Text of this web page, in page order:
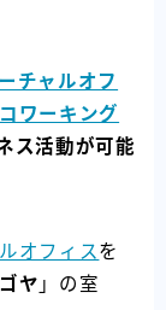
チャルオフ
コワーキング
ス活動が可能
オフィス を
ヤ 」の室